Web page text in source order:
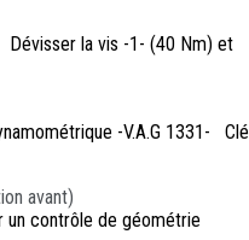
la vis -1- (40 Nm) et
-V.A.G 1331- Clé
avant)
contrôle de géométrie